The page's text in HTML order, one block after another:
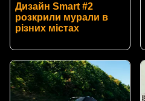
Дизайн Smart #2
розкрили мурали в
різних містах